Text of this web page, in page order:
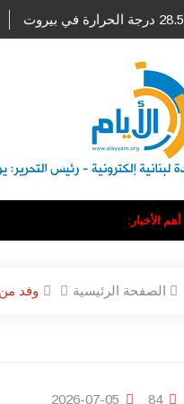
28.5 درجة الحرارة في بيروت
أهم الأخبار:
الصفحة الرئيسية وفد
84